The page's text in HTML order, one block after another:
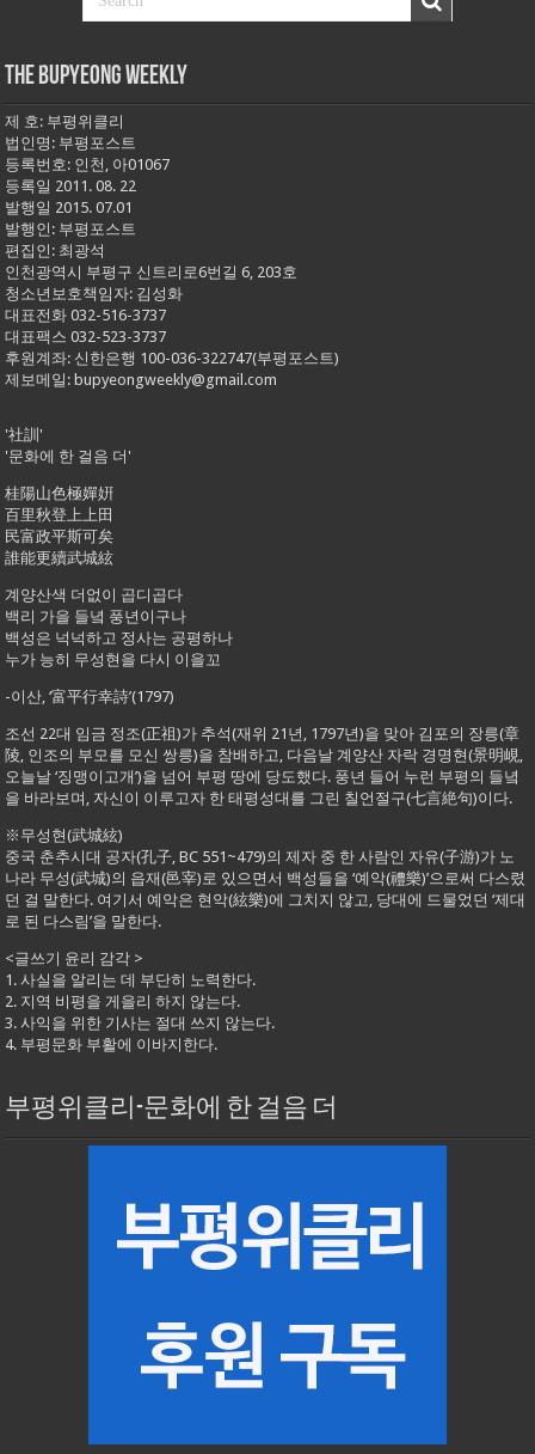
THE BUPYEONG WEEKLY
제 호: 부평위클리
법인명: 부평포스트
등록번호: 인천, 아01067
등록일 2011. 08. 22
발행일 2015. 07.01
발행인: 부평포스트
편집인: 최광석
인천광역시 부평구 신트리로6번길 6, 203호
청소년보호책임자: 김성화
대표전화 032-516-3737
대표팩스 032-523-3737
후원계좌: 신한은행 100-036-322747(부평포스트)
제보메일: bupyeongweekly@gmail.com
'社訓'
'문화에 한 걸음 더'
桂陽山色極嬋姸
百里秋登上上田
民富政平斯可矣
誰能更續武城絃
계양산색 더없이 곱디곱다
백리 가을 들녘 풍년이구나
백성은 넉넉하고 정사는 공평하나
누가 능히 무성현을 다시 이을꼬
-이산, ‘富平行幸詩’(1797)
조선 22대 임금 정조(正祖)가 추석(재위 21년, 1797년)을 맞아 김포의 장릉(章
陵, 인조의 부모를 모신 쌍릉)을 참배하고, 다음날 계양산 자락 경명현(景明峴,
오늘날 ‘징맹이고개’)을 넘어 부평 땅에 당도했다. 풍년 들어 누런 부평의 들녘
을 바라보며, 자신이 이루고자 한 태평성대를 그린 칠언절구(七言絶句)이다.
※무성현(武城絃)
중국 춘추시대 공자(孔子, BC 551~479)의 제자 중 한 사람인 자유(子游)가 노
나라 무성(武城)의 읍재(邑宰)로 있으면서 백성들을 ‘예악(禮樂)’으로써 다스렸
던 걸 말한다. 여기서 예악은 현악(絃樂)에 그치지 않고, 당대에 드물었던 ‘제대
로 된 다스림’을 말한다.
<글쓰기 윤리 감각 >
1. 사실을 알리는 데 부단히 노력한다.
2. 지역 비평을 게을리 하지 않는다.
3. 사익을 위한 기사는 절대 쓰지 않는다.
4. 부평문화 부활에 이바지한다.
부평위클리-문화에 한 걸음 더